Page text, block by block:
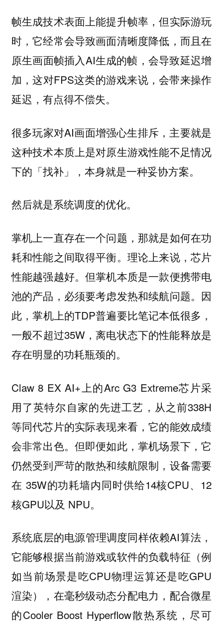
帧生成技术表面上能提升帧率，但实际游玩
时，它经常会导致画面清晰度降低，而且在
原生画面帧插入AI生成的帧，会导致延迟增
加，这对FPS这类的游戏来说，会带来操作
延迟，有点得不偿失。
很多玩家对AI画面增强心生排斥，主要就是
这种技术本质上是对原生游戏性能不足情况
下的「找补」，本身就是一种妥协方案。
然后就是系统调度的优化。
掌机上一直存在一个问题，那就是如何在功
耗和性能之间取得平衡。理论上来说，芯片
性能越强越好。但掌机本质是一款便携带电
池的产品，必须要考虑发热和续航问题。因
此，掌机上的TDP普遍要比笔记本低很多，
一般不超过35W，离电状态下的性能释放是
存在明显的功耗瓶颈的。
Claw 8 EX AI+上的Arc G3 Extreme芯片采
用了英特尔自家的先进工艺，从之前338H
等同代芯片的实际表现来看，它的能效成绩
会非常出色。但即便如此，掌机场景下，它
仍然受到严苛的散热和续航限制，设备需要
在 35W的功耗墙内同时供给14核CPU、12
核GPU以及 NPU。
系统底层的电源管理调度同样依赖AI算法，
它能够根据当前游戏或软件的负载特征（例
如当前场景是吃CPU物理运算还是吃GPU
渲染），在毫秒级动态分配电力，配合微星
的Cooler Boost Hyperflow散热系统，尽可